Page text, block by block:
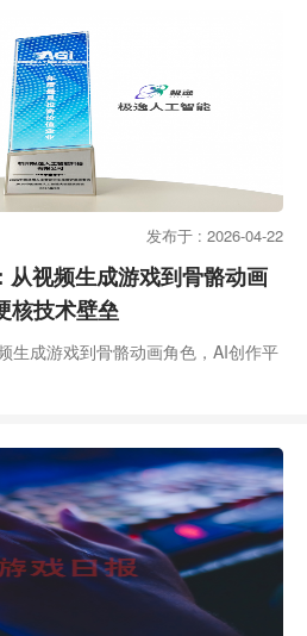
发布于 : 2026-04-22
从视频生成游戏到骨骼动画
核技术壁垒
生成游戏到骨骼动画角色，AI创作平